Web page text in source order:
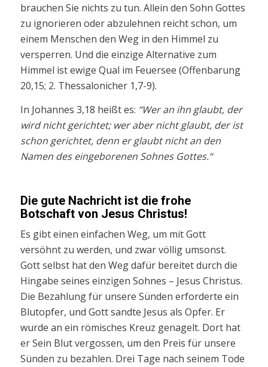
brauchen Sie nichts zu tun. Allein den Sohn Gottes
zu ignorieren oder abzulehnen reicht schon, um
einem Menschen den Weg in den Himmel zu
versperren. Und die einzige Alternative zum
Himmel ist ewige Qual im Feuersee (Offenbarung
20,15; 2. Thessalonicher 1,7-9).
In Johannes 3,18 heißt es: “Wer an ihn glaubt, der
wird nicht gerichtet; wer aber nicht glaubt, der ist
schon gerichtet, denn er glaubt nicht an den
Namen des eingeborenen Sohnes Gottes.“
Die gute Nachricht ist die frohe
Botschaft von Jesus Christus!
Es gibt einen einfachen Weg, um mit Gott
versöhnt zu werden, und zwar völlig umsonst.
Gott selbst hat den Weg dafür bereitet durch die
Hingabe seines einzigen Sohnes – Jesus Christus.
Die Bezahlung für unsere Sünden erforderte ein
Blutopfer, und Gott sandte Jesus als Opfer. Er
wurde an ein römisches Kreuz genagelt. Dort hat
er Sein Blut vergossen, um den Preis für unsere
Sünden zu bezahlen. Drei Tage nach seinem Tode